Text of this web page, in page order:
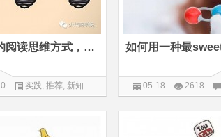
聪明孩子和天才孩子的阅读思维方式，差别在这11个词
0 实践, 推荐, 新知 05-18 2618